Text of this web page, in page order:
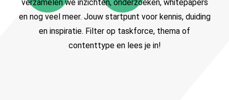
verzamelen we inzichten, onderzoeken, whitepapers
en nog veel meer. Jouw startpunt voor kennis, duiding
en inspiratie. Filter op taskforce, thema of
contenttype en lees je in!